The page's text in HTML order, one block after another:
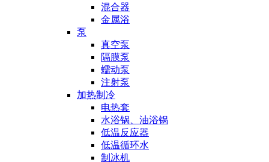
混合器
金属浴
泵
真空泵
隔膜泵
蠕动泵
注射泵
加热制冷
电热套
水浴锅、油浴锅
低温反应器
低温循环水
制冰机